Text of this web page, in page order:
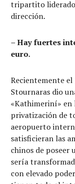
tripartito liderado
dirección.
– Hay fuertes
euro.
Recientemente
Stournaras dio
«Kathimeriní» en
privatización de
aeropuerto
satisficieran las
chinos de poseer
sería
con elevado